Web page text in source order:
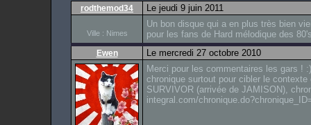
rodthemod34 Le jeudi 9 juin 2011
Ville : Nimes
Un bon disque qui a en plus très bien
pour les fans de Hard mélodique des
Ewen Le mercredi 27 octobre 2010
Merci pour les commentaires les gars !
chronique surtout pour cibler le
SURVIVOR (arrivée de JAMISON),
integral.com/